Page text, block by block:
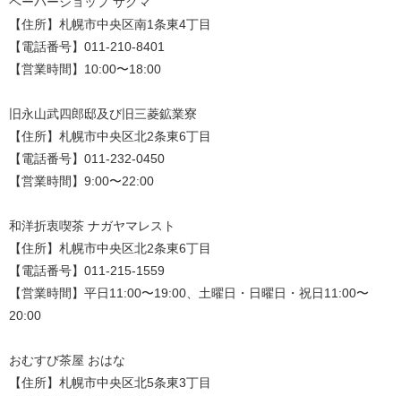
【住所】札幌市中央区南1条東4丁目
【電話番号】011-210-8401
【営業時間】10:00〜18:00
旧永山武四郎邸及び旧三菱鉱業寮
【住所】札幌市中央区北2条東6丁目
【電話番号】011-232-0450
【営業時間】9:00〜22:00
和洋折衷喫茶 ナガヤマレスト
【住所】札幌市中央区北2条東6丁目
【電話番号】011-215-1559
【営業時間】平日11:00〜19:00、土曜日・日曜日・祝日11:00〜
20:00
おむすび茶屋 おはな
【住所】札幌市中央区北5条東3丁目